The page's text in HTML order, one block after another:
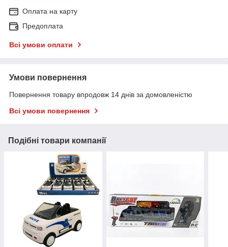
Оплата на карту
Предоплата
Всі умови оплати
Умови повернення
Повернення товару впродовж 14 днів за домовленістю
Всі умови повернення
Подібні товари компанії